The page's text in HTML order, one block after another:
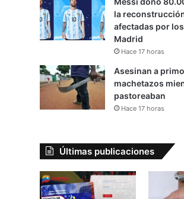
la
afectadas por
Madrid
Hace 17 horas
Asesinan a
machetazos
pastoreaban
Hace 17 horas
Últimas publicaciones